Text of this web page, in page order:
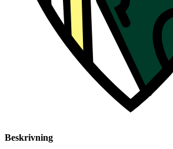
Beskrivning